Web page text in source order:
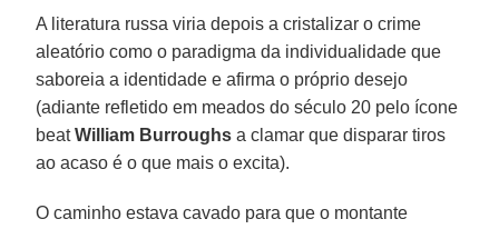
A literatura russa viria depois a cristalizar o crime
aleatório como o paradigma da individualidade que
saboreia a identidade e afirma o próprio desejo
(adiante refletido em meados do século 20 pelo ícone
beatWilliam Burroughs a clamar que disparar tiros
ao acaso é o que mais o excita).
O caminho estava cavado para que o montante